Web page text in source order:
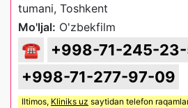
tumani, Toshkent
Mo'ljal: O'zbekfilm
☎
+998-71-245-
+998-71-277-97-09
Iltimos, Kliniks uz saytidan telefon